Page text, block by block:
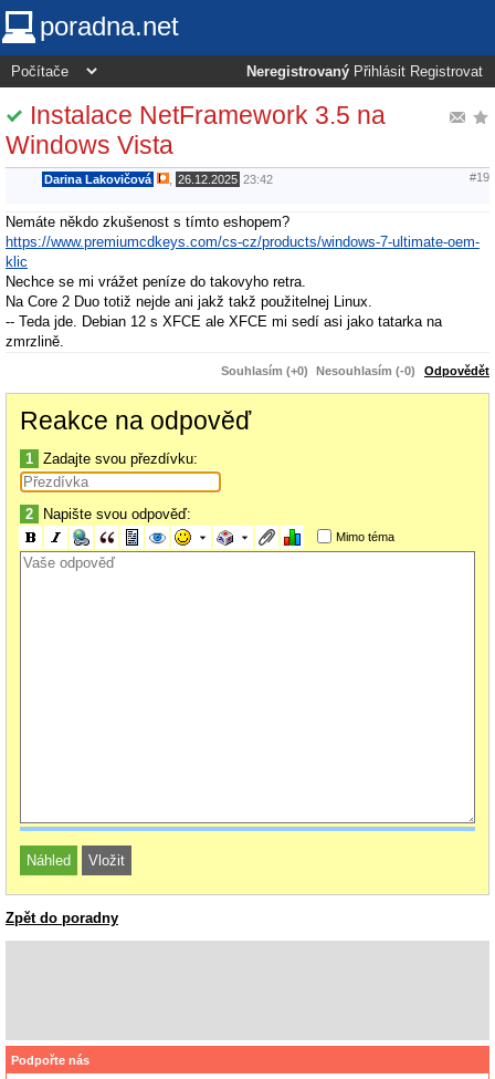
poradna.net
Neregistrovaný Přihlásit Registrovat
Instalace NetFramework 3.5 na
Windows Vista
Darina Lakovičová 26.12.2025 23:42 #19
Nemáte někdo zkušenost s tímto eshopem?
https://www.premiumcdkeys.com/cs-cz/products/windows-7-ultimate-oem-
klic
Nechce se mi vrážet peníze do takovyho retra.
Na Core 2 Duo totiž nejde ani jakž takž použitelnej Linux.
-- Teda jde. Debian 12 s XFCE ale XFCE mi sedí asi jako tatarka na
zmrzlině.
Souhlasím (+0) Nesouhlasím (-0) Odpovědět
Reakce na odpověď
1 Zadajte svou přezdívku:
2 Napište svou odpověď:
Mimo téma
Zpět do poradny
Podpořte nás